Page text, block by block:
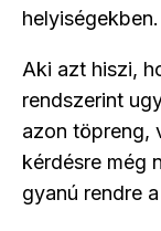
helyiségekben.
Aki azt hiszi,
rendszerint
azon töpreng,
kérdésre még
gyanú rendre